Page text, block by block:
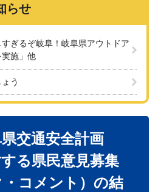
らせ
ぎるぞ岐阜！岐阜県アウトドア
施」他
う
県交通安全計画
する県民意見募集
・コメント）の結